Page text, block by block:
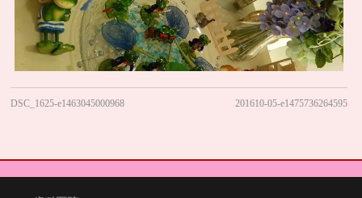
DSC_1625-e1463045000968 201610-05-e1475736264595